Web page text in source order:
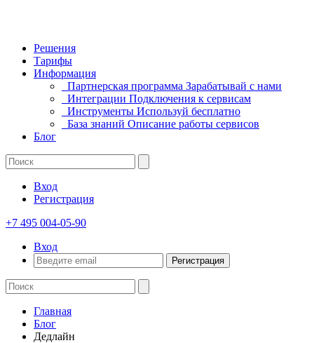
Решения
Тарифы
Информация
Партнерская программа Зарабатывай с нами
Интеграции Подключения к сервисам
Инструменты Используй бесплатно
База знаний Описание работы сервисов
Блог
Вход
Регистрация
+7 495 004-05-90
Вход
Регистрация
Главная
Блог
Дедлайн